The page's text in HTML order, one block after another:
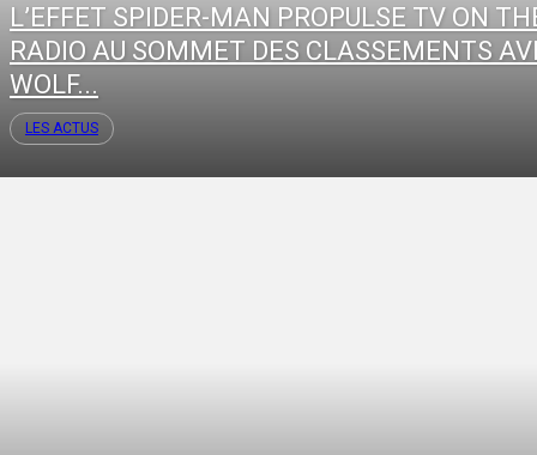
L’EFFET SPIDER-MAN PROPULSE TV ON
RADIO AU SOMMET DES CLASSEMENTS
WOLF...
LES ACTUS